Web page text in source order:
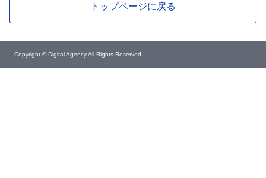
トップページに戻る
Copyright © Digital Agency All Rights Reserved.